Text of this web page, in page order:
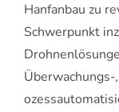
Hanfanbau zu
Schwerpunkt